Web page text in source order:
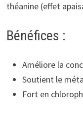
théanine (effet
Bénéfices :
Améliore la
Soutient le
Fort en